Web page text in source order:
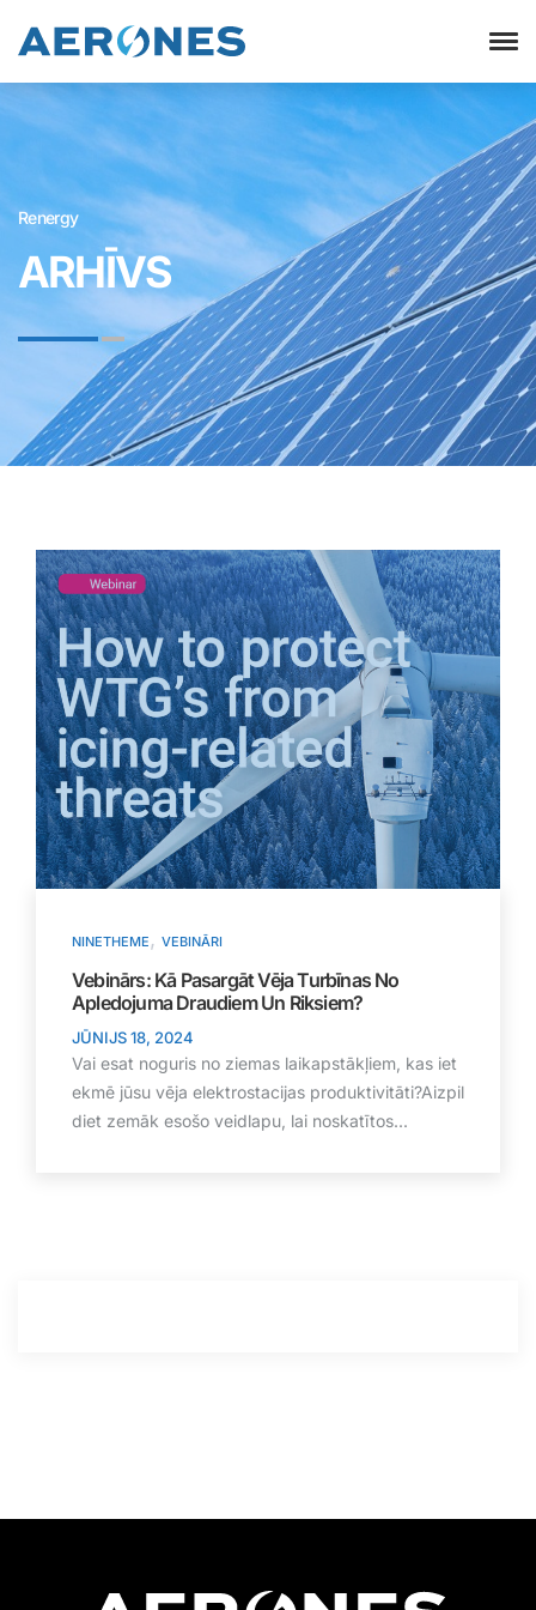
Renergy
ARHĪVS
NINETHEME , VEBINĀRI
Vebinārs: Kā Pasargāt Vēja Turbīnas No
Apledojuma Draudiem Un Riksiem?
JŪNIJS 18, 2024
Vai esat noguris no ziemas laikapstākļiem, kas iet
ekmē jūsu vēja elektrostacijas produktivitāti?Aizpil
diet zemāk esošo veidlapu, lai noskatītos...